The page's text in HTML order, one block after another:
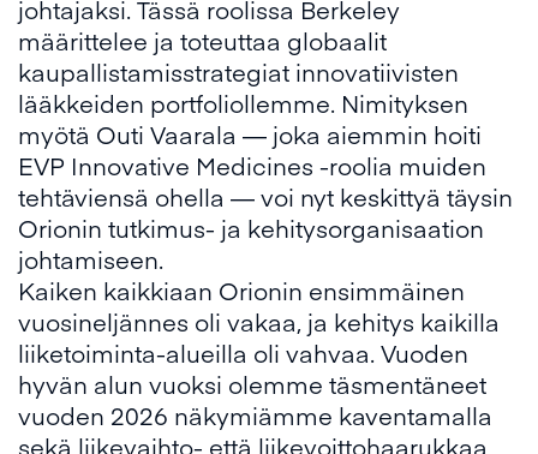
johtajaksi. Tässä roolissa Berkeley
määrittelee ja toteuttaa globaalit
kaupallistamisstrategiat innovatiivisten
lääkkeiden portfoliollemme. Nimityksen
myötä Outi Vaarala — joka aiemmin hoiti
EVP Innovative Medicines -roolia muiden
tehtäviensä ohella — voi nyt keskittyä täysin
Orionin tutkimus- ja kehitysorganisaation
johtamiseen.
Kaiken kaikkiaan Orionin ensimmäinen
vuosineljännes oli vakaa, ja kehitys kaikilla
liiketoiminta-alueilla oli vahvaa. Vuoden
hyvän alun vuoksi olemme täsmentäneet
vuoden 2026 näkymiämme kaventamalla
sekä liikevaihto- että liikevoittohaarukkaa